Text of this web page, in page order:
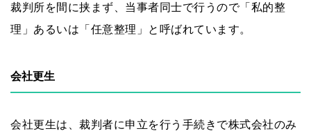
裁判所を間に挟まず、当事者同士で行うので「私的整
理」あるいは「任意整理」と呼ばれています。
会社更生
会社更生は、裁判者に申立を行う手続きで株式会社のみ